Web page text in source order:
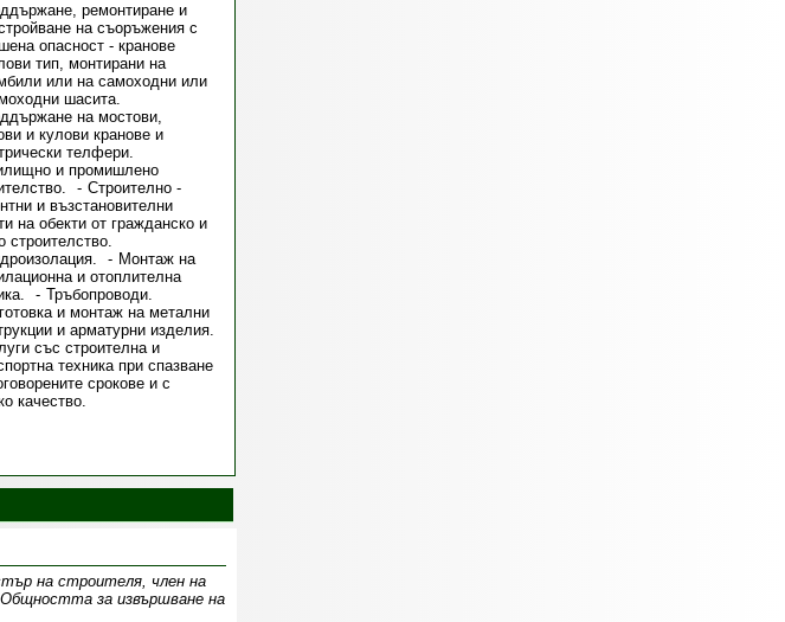
ремонтиране и
на съоръжения с
опасност - кранове
тип, монтирани на
или на самоходни или
шасита.
на мостови,
и кулови кранове и
телфери.
и промишлено
Строително -
и възстановителни
на обекти от гражданско и
строителство.
Монтаж на
и отоплителна
Тръбопроводи.
и монтаж на метални
и арматурни изделия.
със строителна и
техника при спазване
срокове и с
качество.
на строителя, член на
за извършване на